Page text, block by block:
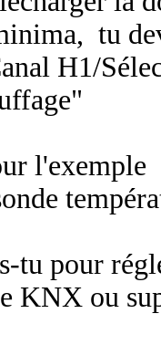
tu
H1/
l'exemple
tu pour
KNX ou